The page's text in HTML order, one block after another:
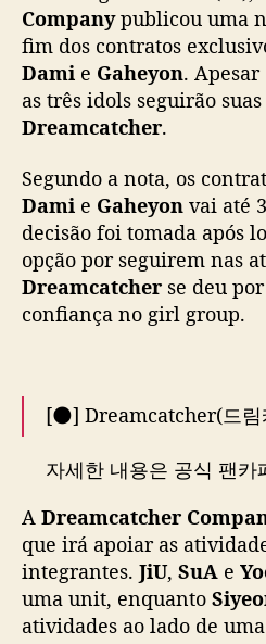
Companypublicou uma
fim dos contratos
Dami e Gaheyon.
as três idols seguirão
Dreamcatcher.
Segundo a nota, os
Dami e Gaheyon vai até
decisão foi tomada após
opção por seguirem nas
Dreamcatcher se deu
confiança no girl group.
[🌑] Dreamcatcher(드림
자세한 내용은 공식 팬카
🔗https://t.co/
#Dreamcatcher
— 드림캐쳐
A Dreamcatcher
que irá apoiar as
integrantes. JiU, SuA e
uma unit, enquanto
atividades ao lado de